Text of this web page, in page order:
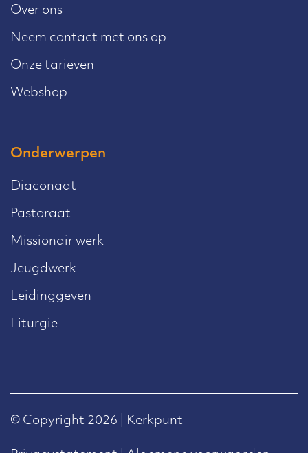
Over ons
Neem contact met ons op
Onze tarieven
Webshop
Onderwerpen
Diaconaat
Pastoraat
Missionair werk
Jeugdwerk
Leidinggeven
Liturgie
© Copyright 2026 | Kerkpunt